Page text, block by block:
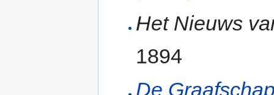
Het Nieuws
1894
De